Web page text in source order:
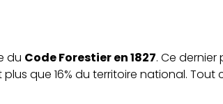
du Code Forestier en 1827. Ce
que 16% du territoire national.